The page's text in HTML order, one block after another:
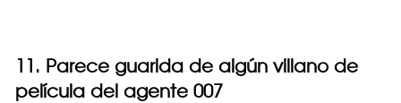
11. Parece guarida de algún villano de
película del agente 007